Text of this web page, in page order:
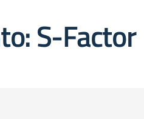
S-Factor